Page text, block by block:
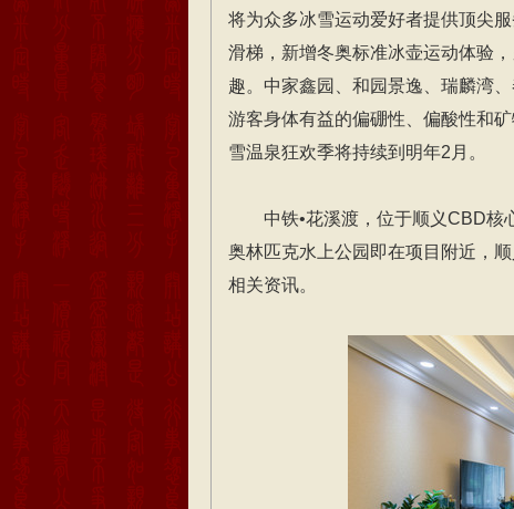
将为众多冰雪运动爱好者提供顶尖
滑梯，新增冬奥标准冰壶运动体验
趣。中家鑫园、和园景逸、瑞麟湾
游客身体有益的偏硼性、偏酸性和
雪温泉狂欢季将持续到明年2月。
中铁•花溪渡，位于顺义CBD
奥林匹克水上公园即在项目附近，
相关资讯。